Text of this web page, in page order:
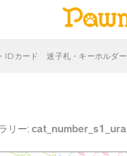
IDカード 迷子札・キーホルダー
リー: cat_number_s1_ura